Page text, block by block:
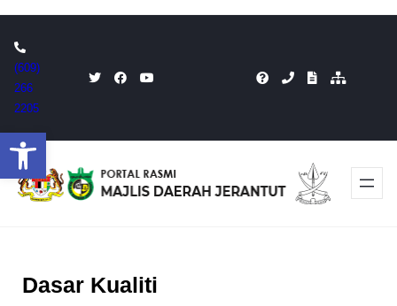
Open toolbar
to
content
(609)
266
2205
Dasar Kualiti